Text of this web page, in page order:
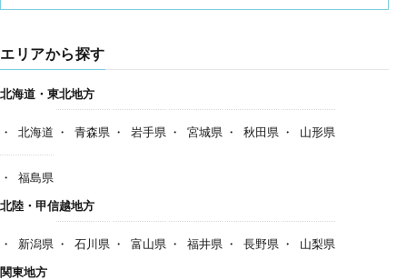
エリアから探す
北海道・東北地方
北海道 青森県 岩手県 宮城県 秋田県 山形県
福島県
北陸・甲信越地方
新潟県 石川県 富山県 福井県 長野県
山梨県
関東地方